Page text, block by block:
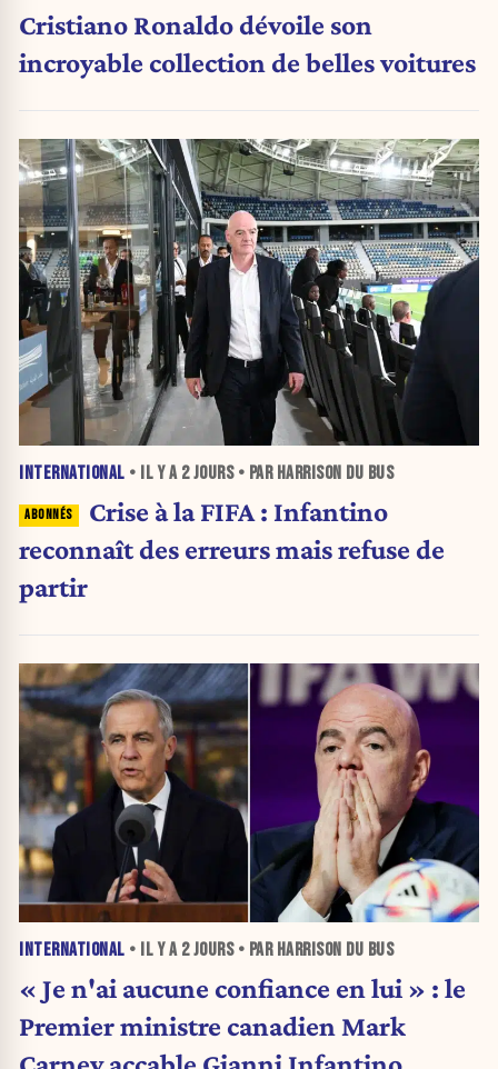
Cristiano Ronaldo dévoile son
incroyable collection de belles voitures
INTERNATIONAL • IL Y A 2 JOURS• PAR HARRISON DU BUS
Crise à la FIFA : Infantino
reconnaît des erreurs mais refuse de
partir
INTERNATIONAL • IL Y A 2 JOURS• PAR HARRISON DU BUS
« Je n'ai aucune confiance en lui » : le
Premier ministre canadien Mark